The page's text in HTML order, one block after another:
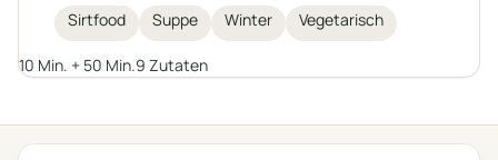
Grünkohl, Bohnen und garniert mit knusprigen
Walnüssen ist sie sowohl wohltuend als auch
köstlich.
Sirtfood Suppe Winter Vegetarisch
10 Min. + 50 Min.9 Zutaten
← Alle Kategorien